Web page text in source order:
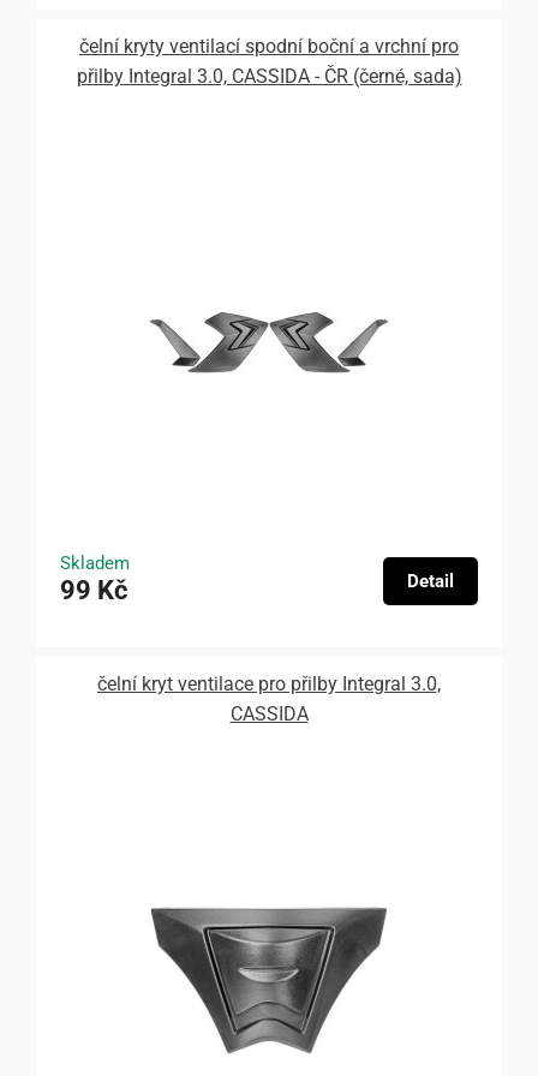
čelní kryty ventilací spodní boční a vrchní pro
přilby Integral 3.0, CASSIDA - ČR (černé, sada)
Skladem
99 Kč Detail
čelní kryt ventilace pro přilby Integral 3.0,
CASSIDA